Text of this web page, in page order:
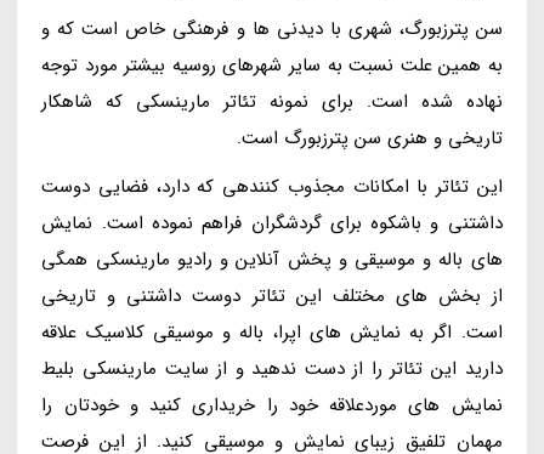
سن پترزبورگ، شهری با دیدنی ها و فرهنگی خاص است که و
به همین علت نسبت به سایر شهرهای روسیه بیشتر مورد توجه
نهاده شده است. برای نمونه تئاتر مارینسکی که شاهکار
تاریخی و هنری سن پترزبورگ است.
این تئاتر با امکانات مجذوب کنندهی که دارد، فضایی دوست
داشتنی و باشکوه برای گردشگران فراهم نموده است. نمایش
های باله و موسیقی و پخش آنلاین و رادیو مارینسکی همگی
از بخش های مختلف این تئاتر دوست داشتنی و تاریخی
است. اگر به نمایش های اپرا، باله و موسیقی کلاسیک علاقه
دارید این تئاتر را از دست ندهید و از سایت مارینسکی بلیط
نمایش های موردعلاقه خود را خریداری کنید و خودتان را
مهمان تلفیق زیبای نمایش و موسیقی کنید. از این فرصت